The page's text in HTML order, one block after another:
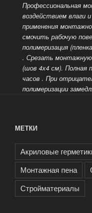
Профессиональная
воздействием влаги
применения
смочить рабочую
полимеризация
. Срезать монтажную
(шов 4х4 см). Полная
часов . При
полимеризации
МЕТКИ
Акриловые
Монтажная пена
Стройматериалы